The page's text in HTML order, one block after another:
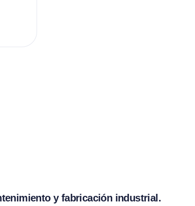
y fabricación industrial.